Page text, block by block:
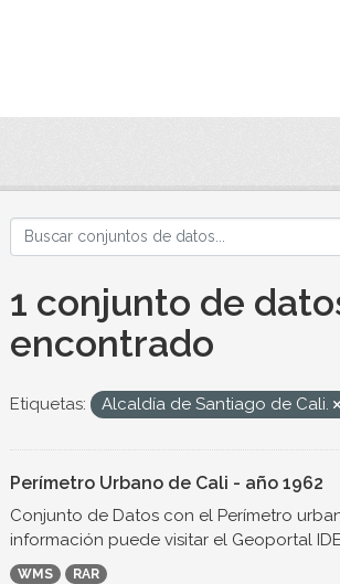
1 conjunto de
encontrado
Etiquetas: Alcaldía de Santiago de Cali.
Perímetro Urbano de Cali - año 1962
Conjunto de Datos con el Perímetro
información puede visitar el Geoportal
WMS
RAR